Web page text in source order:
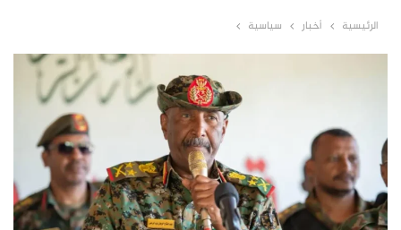
الرئيسية أخبار سياسية